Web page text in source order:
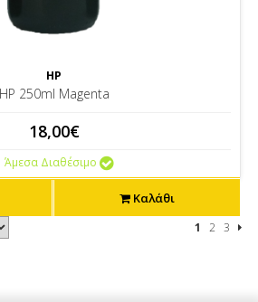
HP
HP 250ml Magenta
18,00€
Άμεσα Διαθέσιμο
Καλάθι
1 2 3